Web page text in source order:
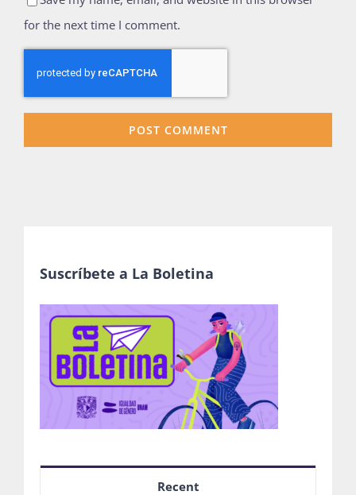
for the next time I comment.
Suscríbete a La Boletina
Recent